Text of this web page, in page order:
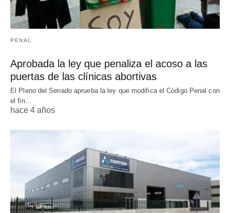
PENAL
Aprobada la ley que penaliza el acoso a las
puertas de las clínicas abortivas
El Pleno del Senado aprueba la ley que modifica el Código Penal con
el fin…
hace 4 años